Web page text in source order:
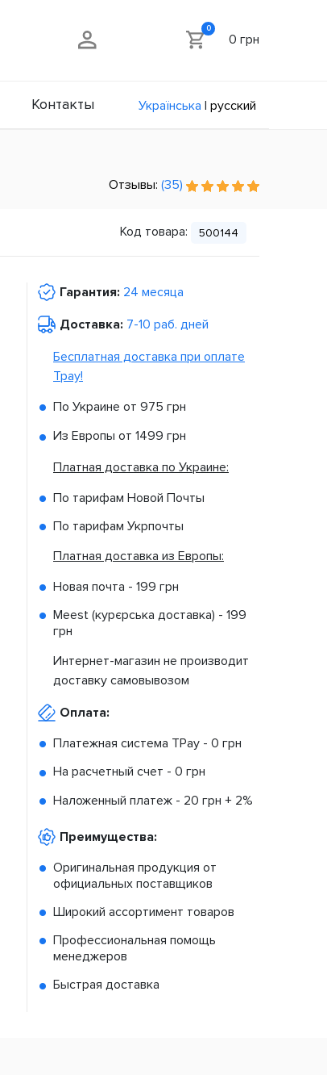
0
0 грн
Контакты Українська | русский
Отзывы: (35)
Код товара: 500144
Гарантия: 24 месяца
Доставка: 7-10 раб. дней
Бесплатная доставка при оплате
Tpay!
По Украине от 975 грн
Из Европы от 1499 грн
Платная доставка по Украине:
По тарифам Новой Почты
По тарифам Укрпочты
Платная доставка из Европы:
Новая почта - 199 грн
Meest (курєрська доставка) - 199
грн
Интернет-магазин не производит
доставку самовывозом
Оплата:
Платежная система TPay - 0 грн
На расчетный счет - 0 грн
Наложенный платеж - 20 грн + 2%
Преимущества:
Оригинальная продукция от
официальных поставщиков
Широкий ассортимент товаров
Профессиональная помощь
менеджеров
Быстрая доставка